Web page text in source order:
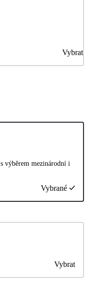
Vybrat
výběrem mezinárodní i
Vybrané
Vybrat